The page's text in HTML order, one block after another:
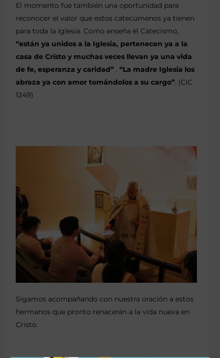
El momento fue también una oportunidad para
reconocer el valor que estos catecúmenos ya tienen
para toda la Iglesia. Como enseña el Catecismo,
“están ya unidos a la Iglesia, pertenecen ya a la
casa de Cristo y muchas veces llevan ya una vida
de fe, esperanza y caridad”. “La madre Iglesia los
abraza ya con amor tomándolos a su cargo”. (CIC
1249)
Sigamos acompañando con nuestra oración a estos
hermanos que pronto renacerán a la vida nueva en
Cristo.